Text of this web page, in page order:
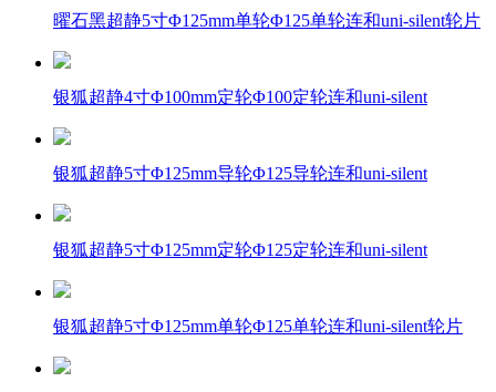
曜石黑超静5寸Φ125mm单轮Φ125单轮连和uni-silent轮片
银狐超静4寸Φ100mm定轮Φ100定轮连和uni-silent
银狐超静5寸Φ125mm导轮Φ125导轮连和uni-silent
银狐超静5寸Φ125mm定轮Φ125定轮连和uni-silent
银狐超静5寸Φ125mm单轮Φ125单轮连和uni-silent轮片